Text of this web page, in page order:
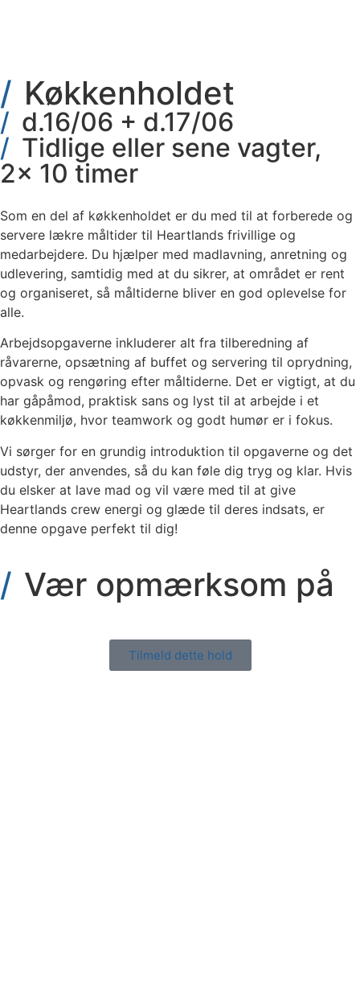
Køkkenholdet
d.16/06 + d.17/06
Tidlige eller sene vagter,
2x 10 timer
Som en del af køkkenholdet er du med til at forberede og
servere lækre måltider til Heartlands frivillige og
medarbejdere. Du hjælper med madlavning, anretning og
udlevering, samtidig med at du sikrer, at området er rent
og organiseret, så måltiderne bliver en god oplevelse for
alle.
Arbejdsopgaverne inkluderer alt fra tilberedning af
råvarerne, opsætning af buffet og servering til oprydning,
opvask og rengøring efter måltiderne. Det er vigtigt, at du
har gåpåmod, praktisk sans og lyst til at arbejde i et
køkkenmiljø, hvor teamwork og godt humør er i fokus.
Vi sørger for en grundig introduktion til opgaverne og det
udstyr, der anvendes, så du kan føle dig tryg og klar. Hvis
du elsker at lave mad og vil være med til at give
Heartlands crew energi og glæde til deres indsats, er
denne opgave perfekt til dig!
Vær opmærksom på
Tilmeld dette hold